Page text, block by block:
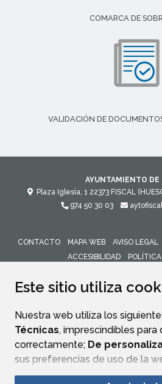
Este sitio utiliza
Nuestra web utiliza los
Técnicas, imprescindibles
correctamente; De
sus preferencias de uso de la
mejorar el funcionamiento de la
COMARCA DE
VALIDACIÓN DE
AYUNTAMIENTO DE
Plaza Iglesia, 1 22373 FISCAL
974 50 30 03
CONTACTO MAPA WEB AVISO LEGAL
ACCESIBILIDAD